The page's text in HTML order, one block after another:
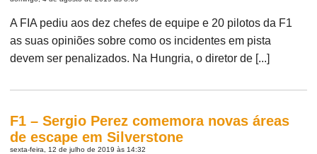
A FIA pediu aos dez chefes de equipe e 20 pilotos da F1
as suas opiniões sobre como os incidentes em pista
devem ser penalizados. Na Hungria, o diretor de [...]
F1 – Sergio Perez comemora novas áreas
de escape em Silverstone
sexta-feira, 12 de julho de 2019 às 14:32